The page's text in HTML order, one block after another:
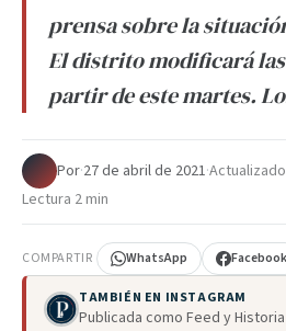
prensa sobre la
El distrito modificará
partir de este martes.
Por·27 de abril de 2021·
Lectura 2 min
COMPARTIR WhatsApp Facebook
TAMBIÉN EN INSTAGRAM
Publicada como Feed y